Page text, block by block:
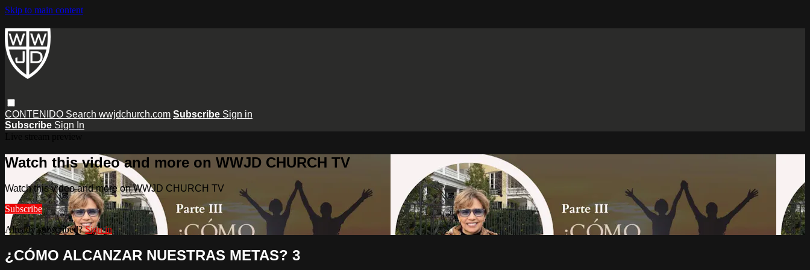
Skip to main content
CONTENIDO Search wwjdchurch.com Subscribe Sign in
Subscribe Sign In
Watch this video and more on WWJD CHURCH TV
Watch this video and more on WWJD CHURCH TV
Subscribe
Already subscribed?Sign in
¿CÓMO ALCANZAR NUESTRAS METAS? 3